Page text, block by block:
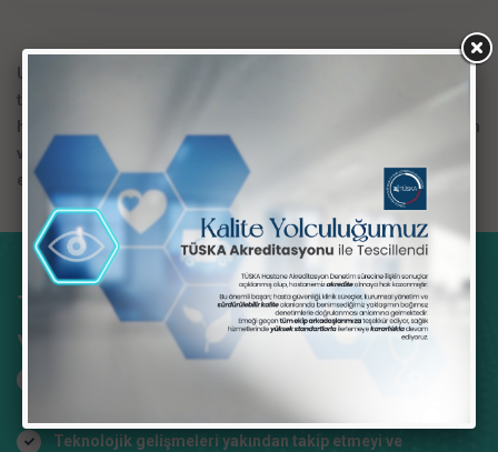
Uzman hekim kadrosu, gelişmiş teknolojilerle donatılmış tam
teşekküllü ameliyathaneleri ve 26 yatak kapasitesi sayesinde
hastanemiz, göz hastalıklarının tanı ve tedavisinde yurt içinden
ve dışından gelen hastalarına kaliteli hizmet vermeye devam
etmektedir.
Temel değerlerimizden ödün
vermeden;
Teknolojik gelişmeleri yakından takip etmeyi ve